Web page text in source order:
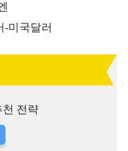
-미국달러
천 전략